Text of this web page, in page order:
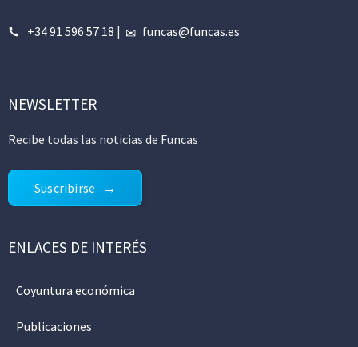
+34 91 596 57 18 | funcas@funcas.es
NEWSLETTER
Recibe todas las noticias de Funcas
Suscribirse
ENLACES DE INTERÉS
Coyuntura económica
Publicaciones